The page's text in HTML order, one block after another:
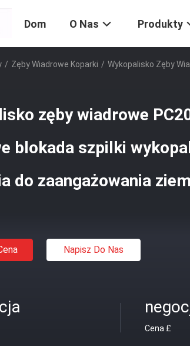
Dom O Nas Produkty
/ Zęby Wiadrowe Koparki / Wykopalisko Zęby
zęby wiadrowe
blokada szpilki
do zaangażowania
Napisz Do Nas
Cena £